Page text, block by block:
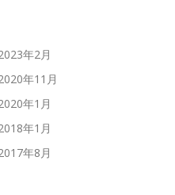
年2月
年11月
年1月
年1月
年8月